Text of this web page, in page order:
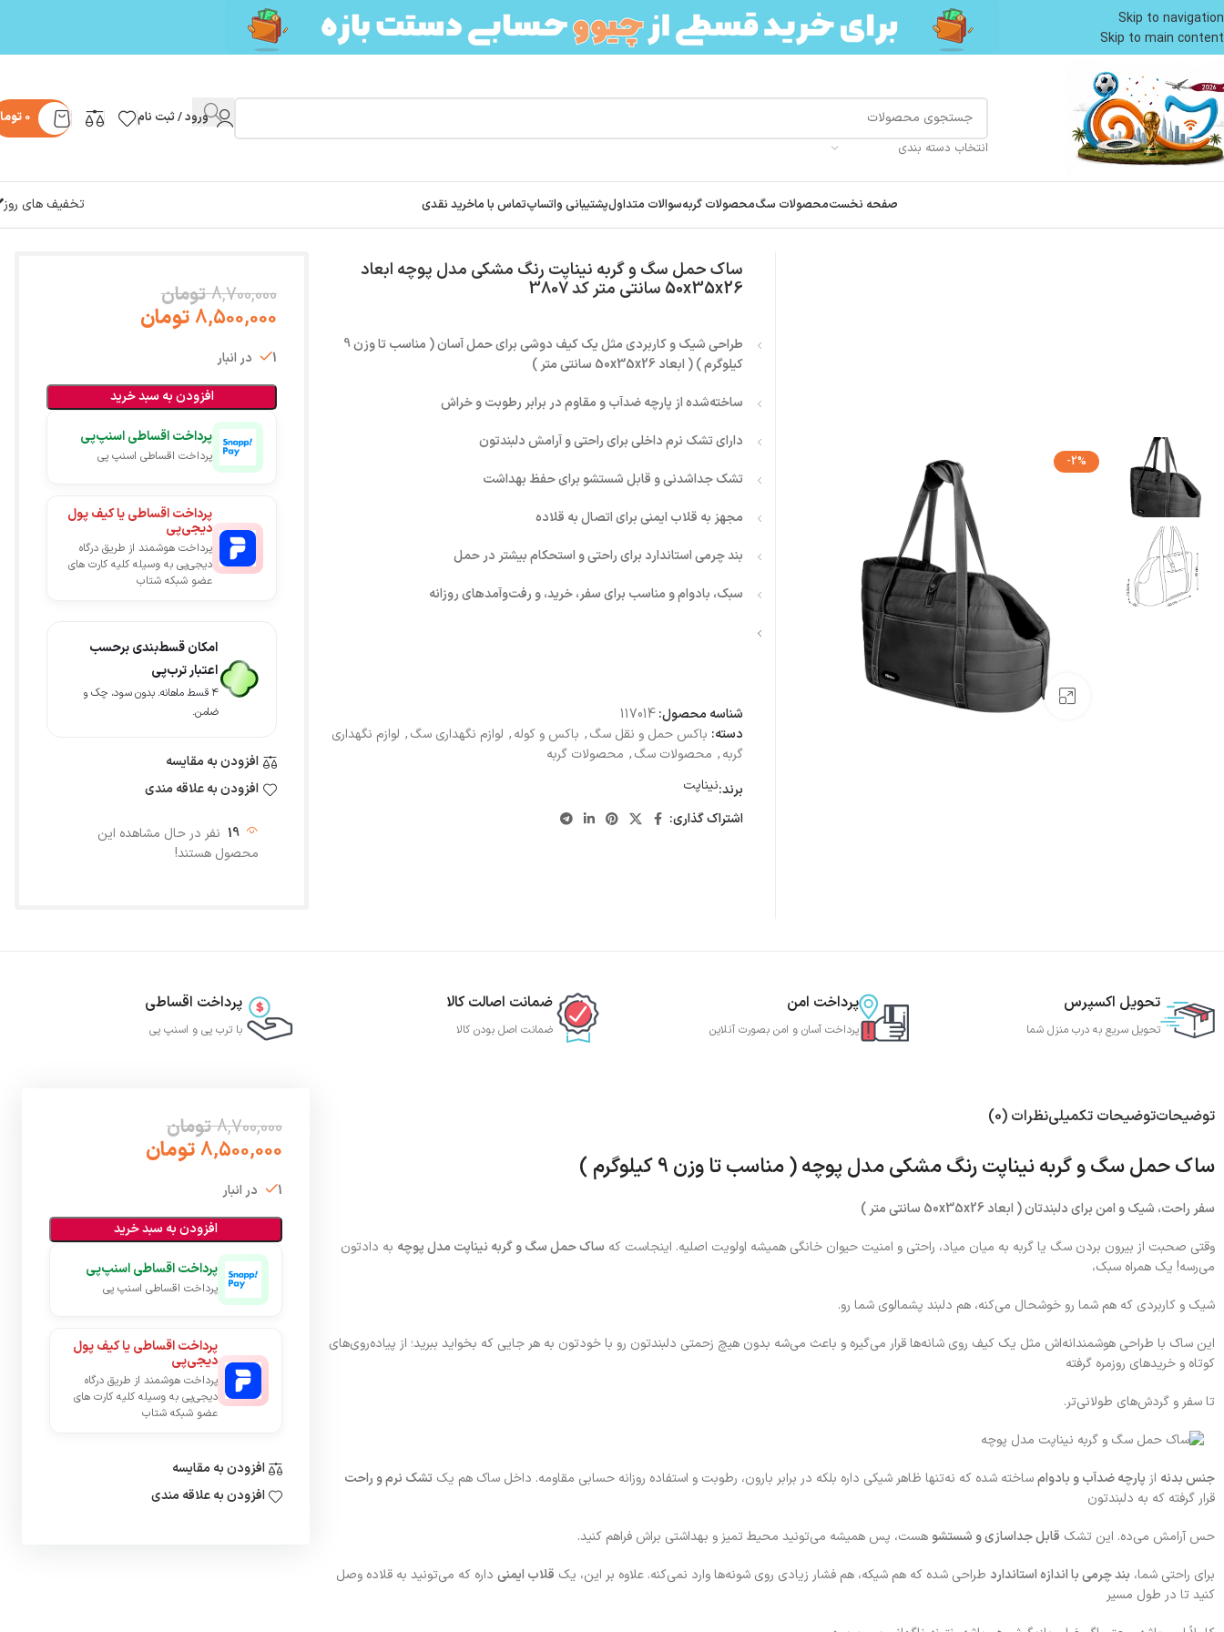
Skip to navigation
Skip to main content
انتخاب دسته بندی
ورود / ثبت نام 0
صفحه نخستمحصولات سگمحصولات گربهسوالات متداولپشتیبانی واتساپتماس با ماخرید نقدی
تخفیف های روز
-2%
بزرگنمایی تصویر
ساک حمل سگ و گربه نیناپت رنگ مشکی مدل پوچه ابعاد
50x35x26 سانتی متر کد 3807
طراحی شیک و کاربردی مثل یک کیف دوشی برای حمل آسان ( مناسب تا وزن 9
کیلوگرم ) ( ابعاد 50x35x26 سانتی متر )
ساخته‌شده از پارچه ضدآب و مقاوم در برابر رطوبت و خراش
دارای تشک نرم داخلی برای راحتی و آرامش دلبندتون
تشک جداشدنی و قابل شستشو برای حفظ بهداشت
مجهز به قلاب ایمنی برای اتصال به قلاده
بند چرمی استاندارد برای راحتی و استحکام بیشتر در حمل
سبک، بادوام و مناسب برای سفر، خرید، و رفت‌وآمدهای روزانه
شناسه محصول:117014
دسته: باکس حمل و نقل سگ, باکس و کوله, لوازم نگهداری سگ, لوازم نگهداری
گربه, محصولات سگ, محصولات گربه
برند:نیناپت
اشتراک گذاری:
8,700,000 تومان
8,500,000تومان
1 در انبار
افزودن به سبد خرید
پرداخت اقساطی اسنپ‌پی
پرداخت اقساطی اسنپ پی
پرداخت اقساطی یا کیف پول
دیجی‌پی
پرداخت هوشمند از طریق درگاه
دیجی‌پی به وسیله کلیه کارت های
عضو شبکه شتاب
امکان قسط‌بندی برحسب
اعتبار ترب‌پی
۴ قسط ماهانه. بدون سود، چک و
ضامن.
افزودن به مقایسه
افزودن به علاقه مندی
19 نفر در حال مشاهده این
محصول هستند!
تحویل اکسپرس
تحویل سریع به درب منزل شما
پرداخت امن
پرداخت آسان و امن بصورت آنلاین
ضمانت اصالت کالا
ضمانت اصل بودن کالا
پرداخت اقساطی
با ترب‌ پی و اسنپ پی
توضیحاتتوضیحات تکمیلینظرات (0)
ساک حمل سگ و گربه نیناپت رنگ مشکی مدل پوچه ( مناسب تا وزن 9 کیلوگرم )
سفر راحت، شیک و امن برای دلبندتان ( ابعاد 50x35x26 سانتی متر )
وقتی صحبت از بیرون بردن سگ یا گربه به میان میاد، راحتی و امنیت حیوان خانگی همیشه اولویت اصلیه. اینجاست که ساک حمل سگ و گربه نیناپت مدل پوچه به دادتون
می‌رسه! یک همراه سبک،
شیک و کاربردی که هم شما رو خوشحال می‌کنه، هم دلبند پشمالوی شما رو.
این ساک با طراحی هوشمندانه‌اش مثل یک کیف روی شانه‌ها قرار می‌گیره و باعث می‌شه بدون هیچ زحمتی دلبندتون رو با خودتون به هر جایی که بخواید ببرید؛ از پیاده‌روی‌های
کوتاه و خریدهای روزمره گرفته
تا سفر و گردش‌های طولانی‌تر.
جنس بدنه از پارچه ضدآب و بادوامساخته شده که نه‌تنها ظاهر شیکی داره بلکه در برابر بارون، رطوبت و استفاده روزانه حسابی مقاومه. داخل ساک هم یک تشک نرم و راحت
قرار گرفته که به دلبندتون
حس آرامش می‌ده. این تشک قابل جداسازی و شستشو هست، پس همیشه می‌تونید محیط تمیز و بهداشتی براش فراهم کنید.
برای راحتی شما، بند چرمی با اندازه استاندارد طراحی شده که هم شیکه، هم فشار زیادی روی شونه‌ها وارد نمی‌کنه. علاوه بر این، یک قلاب ایمنی داره که می‌تونید به قلاده وصل
کنید تا در طول مسیر
8,700,000 تومان
8,500,000تومان
1 در انبار
افزودن به سبد خرید
پرداخت اقساطی اسنپ‌پی
پرداخت اقساطی اسنپ پی
پرداخت اقساطی یا کیف پول
دیجی‌پی
پرداخت هوشمند از طریق درگاه
دیجی‌پی به وسیله کلیه کارت های
عضو شبکه شتاب
افزودن به مقایسه
افزودن به علاقه مندی